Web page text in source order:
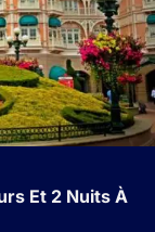
Et 2 Nuits À